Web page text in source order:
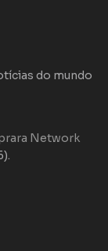
do mundo
Network